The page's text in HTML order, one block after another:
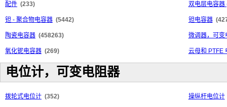
配件 (233) 双电层电容器
钽 - 聚合物电容器 (5442) 钽电容器
陶瓷电容器 (458263) 微调器，可变
氧化铌电容器 (269) 云母和 PTFE
电位计，可变电阻器
拨轮式电位计 (352) 操纵杆电位计